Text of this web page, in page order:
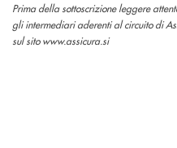
Prima della sottoscrizione leggere
gli intermediari aderenti al circuito di
sul sito www.assicura.si